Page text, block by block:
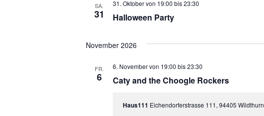
SA.
31 Halloween Party
31. Oktober von 19:00 bis23:30
November 2026
FR.
6 Caty and the Choogle Rockers
6. November von 19:00 bis23:30
Haus111 Eichendorferstrasse 111, 94405 Wildthurn